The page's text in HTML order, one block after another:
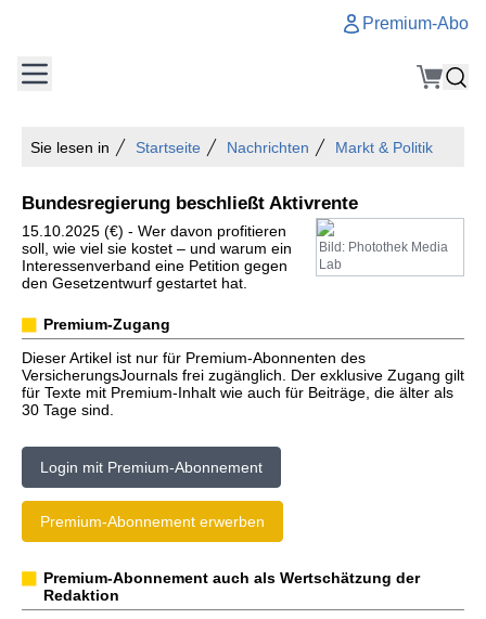
Premium-Abo
Sie lesen in Startseite Nachrichten Markt & Politik
Bundesregierung beschließt Aktivrente
Bild: Photothek Media
Lab
15.10.2025 (€) - Wer davon profitieren
soll, wie viel sie kostet – und warum ein
Interessenverband eine Petition gegen
den Gesetzentwurf gestartet hat.
Premium-Zugang
Dieser Artikel ist nur für Premium-Abonnenten des
VersicherungsJournals frei zugänglich. Der exklusive Zugang gilt
für Texte mit Premium-Inhalt wie auch für Beiträge, die älter als
30 Tage sind.
Login mit Premium-Abonnement
Premium-Abonnement erwerben
Premium-Abonnement auch als Wertschätzung der
Redaktion